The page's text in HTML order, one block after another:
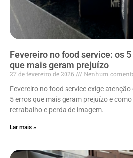
Fevereiro no food service: os
que mais geram prejuízo
27 de fevereiro de 2026
Nenhum
Fevereiro no food service exige
5 erros que mais geram prejuízo e
retrabalho e perda de imagem.
Lar mais »